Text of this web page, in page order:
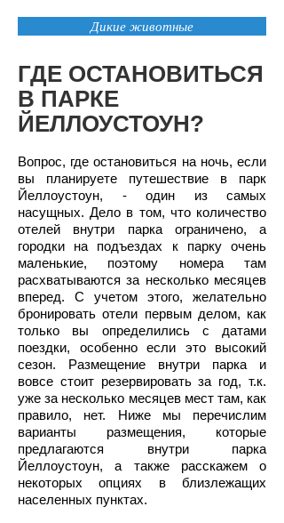
Дикие животные
ГДЕ ОСТАНОВИТЬСЯ
В ПАРКЕ
ЙЕЛЛОУСТОУН?
Вопрос, где остановиться на ночь, если
вы планируете путешествие в парк
Йеллоустоун, - один из самых
насущных. Дело в том, что количество
отелей внутри парка ограничено, а
городки на подъездах к парку очень
маленькие, поэтому номера там
расхватываются за несколько месяцев
вперед. С учетом этого, желательно
бронировать отели первым делом, как
только вы определились с датами
поездки, особенно если это высокий
сезон. Размещение внутри парка и
вовсе стоит резервировать за год, т.к.
уже за несколько месяцев мест там, как
правило, нет. Ниже мы перечислим
варианты размещения, которые
предлагаются внутри парка
Йеллоустоун, а также расскажем о
некоторых опциях в близлежащих
населенных пунктах.